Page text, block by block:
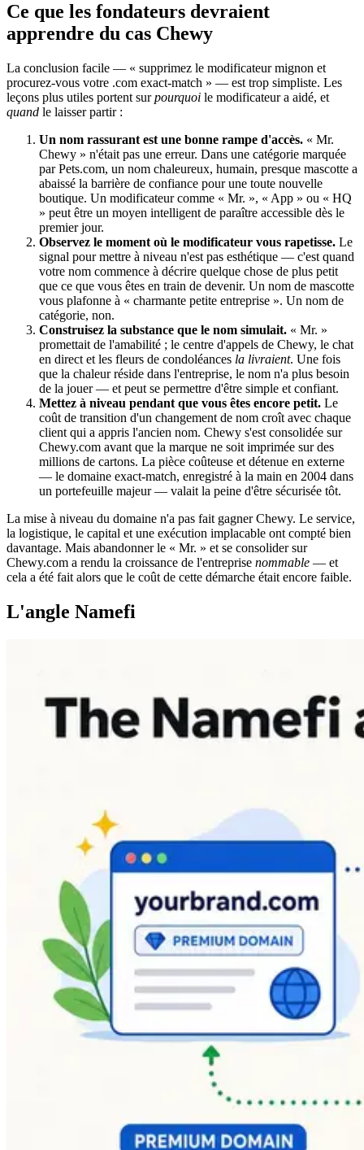
Ce que les fondateurs devraient
apprendre du cas Chewy
La conclusion facile — « supprimez le modificateur mignon et
procurez-vous votre .com exact-match » — est trop simpliste. Les
leçons plus utiles portent surpourquoi le modificateur a aidé, et
quand le laisser partir :
Un nom rassurant est une bonne rampe d'accès. « Mr.
Chewy » n'était pas une erreur. Dans une catégorie marquée
par Pets.com, un nom chaleureux, humain, presque mascotte a
abaissé la barrière de confiance pour une toute nouvelle
boutique. Un modificateur comme « Mr. », « App » ou « HQ
» peut être un moyen intelligent de paraître accessible dès le
premier jour.
Observez le moment où le modificateur vous rapetisse. Le
signal pour mettre à niveau n'est pas esthétique — c'est quand
votre nom commence à décrire quelque chose de plus petit
que ce que vous êtes en train de devenir. Un nom de mascotte
vous plafonne à « charmante petite entreprise ». Un nom de
catégorie, non.
Construisez la substance que le nom simulait. « Mr. »
promettait de l'amabilité ; le centre d'appels de Chewy, le chat
en direct et les fleurs de condoléances la livraient. Une fois
que la chaleur réside dans l'entreprise, le nom n'a plus besoin
de la jouer — et peut se permettre d'être simple et confiant.
Mettez à niveau pendant que vous êtes encore petit. Le
coût de transition d'un changement de nom croît avec chaque
client qui a appris l'ancien nom. Chewy s'est consolidée sur
Chewy.com avant que la marque ne soit imprimée sur des
millions de cartons. La pièce coûteuse et détenue en externe
— le domaine exact-match, enregistré à la main en 2004 dans
un portefeuille majeur — valait la peine d'être sécurisée tôt.
La mise à niveau du domaine n'a pas fait gagner Chewy. Le service,
la logistique, le capital et une exécution implacable ont compté bien
davantage. Mais abandonner le « Mr. » et se consolider sur
Chewy.com a rendu la croissance de l'entreprise nommable — et
cela a été fait alors que le coût de cette démarche était encore faible.
L'angle Namefi